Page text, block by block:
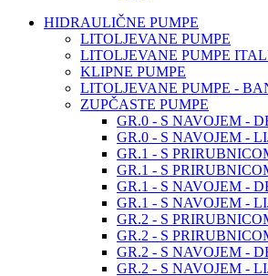
HIDRAULIČNE PUMPE
LITOLJEVANE PUMPE
LITOLJEVANE PUMPE
KLIPNE PUMPE
LITOLJEVANE PUMPE -
ZUPČASTE PUMPE
GR.0 - S NAVOJEM -
GR.0 - S NAVOJEM -
GR.1 - S
GR.1 - S
GR.1 - S NAVOJEM -
GR.1 - S NAVOJEM -
GR.2 - S
GR.2 - S
GR.2 - S NAVOJEM -
GR.2 - S NAVOJEM -